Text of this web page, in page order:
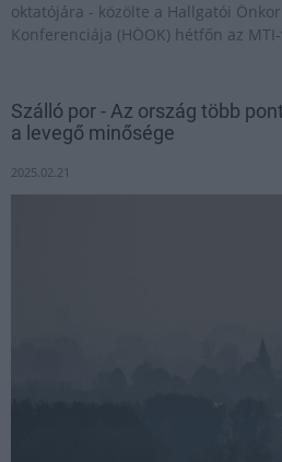
oktatójára - közölte a Hallgatói
Konferenciája (HÖOK) hétfőn az
Szálló por - Az ország több
a levegő minősége
2025.02.21